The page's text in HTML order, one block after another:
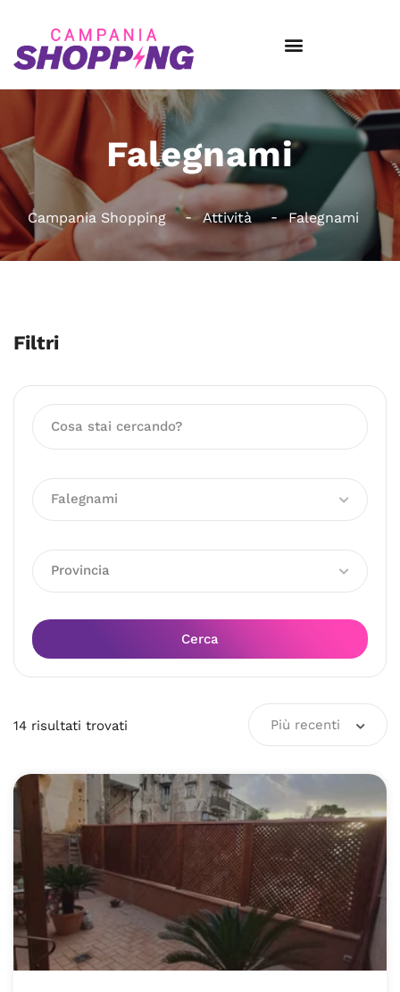
Falegnami
Campania Shopping Attività Falegnami
Filtri
Falegnami
Provincia
Cerca
14 risultati trovati Più recenti